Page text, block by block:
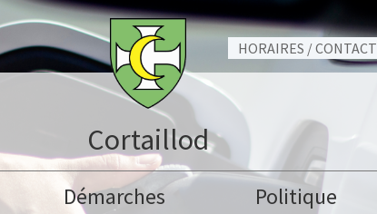
HORAIRES / CONTACT
Cortaillod
Démarches
Politique